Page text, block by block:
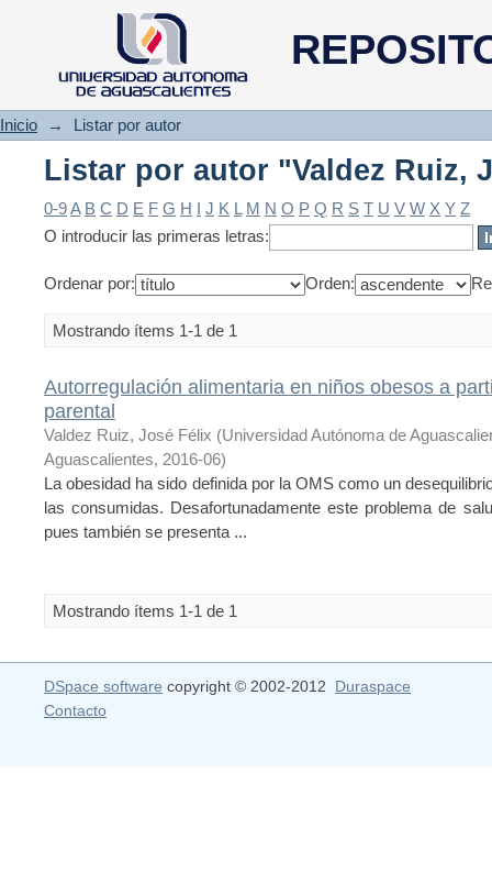
Listar por autor "Valdez Ruiz,
Inicio → Listar por autor
Listar por autor "Valdez Ruiz,
0-9A B C D E F G H I J K L M N O P Q R S T U V W X Y Z
O introducir las primeras letras:
Ordenar por: Orden:
Mostrando ítems 1-1 de 1
Autorregulación alimentaria en niños obesos a
parental
Valdez Ruiz, José Félix (Universidad Autónoma de
Aguascalientes, 2016-06)
La obesidad ha sido definida por la OMS como un
las consumidas. Desafortunadamente este problema de
pues también se presenta ...
Mostrando ítems 1-1 de 1
DSpace software copyright © 2002-2012 Duraspace
Contacto